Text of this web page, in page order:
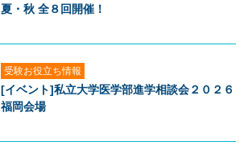
夏・秋 全８回開催！
受験お役立ち情報
[イベント]私立大学医学部進学相談会２０２６
福岡会場